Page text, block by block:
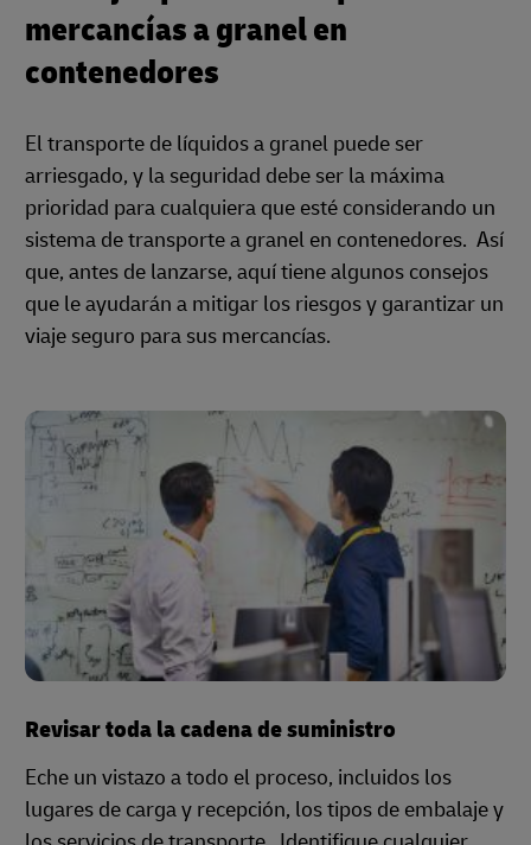
mercancías a granel en
contenedores
El transporte de líquidos a granel puede ser
arriesgado, y la seguridad debe ser la máxima
prioridad para cualquiera que esté considerando un
sistema de transporte a granel en contenedores. Así
que, antes de lanzarse, aquí tiene algunos consejos
que le ayudarán a mitigar los riesgos y garantizar un
viaje seguro para sus mercancías.
Revisar toda la cadena de suministro
Eche un vistazo a todo el proceso, incluidos los
lugares de carga y recepción, los tipos de embalaje y